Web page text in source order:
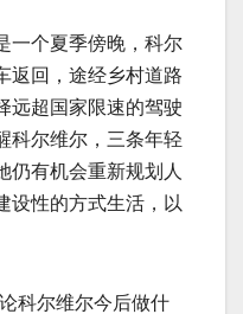
一个夏季傍晚，科尔
返回，途经乡村道路
远超国家限速的驾驶
科尔维尔，三条年轻
仍有机会重新规划人
设性的方式生活，以
科尔维尔今后做什